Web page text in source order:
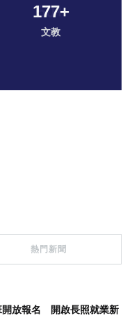
177+
文教
熱門新聞
開放報名 開啟長照就業新